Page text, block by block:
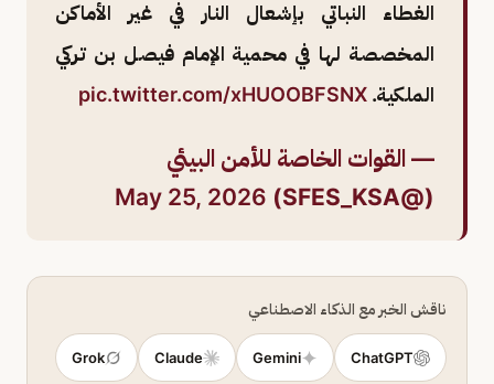
الغطاء النباتي بإشعال النار في غير الأماكن
المخصصة لها في محمية الإمام فيصل بن تركي
الملكية. pic.twitter.com/xHUOOBFSNX
— القوات الخاصة للأمن البيئي
(@SFES_KSA)
May 25, 2026
ناقش الخبر مع الذكاء الاصطناعي
ChatGPT
Gemini
Claude
Grok